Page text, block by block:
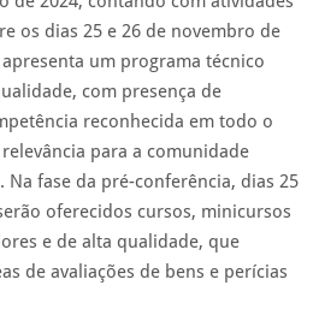
r
á
t
i
c
é
a
p
o
os dias 25 e 26 de novembro de
um programa técnico
com presença de
reconhecida em todo o
para a comunidade
Na fase da pré-conferência, dias 25
oferecidos cursos, minicursos
e de alta qualidade, que
de avaliações de bens e perícias